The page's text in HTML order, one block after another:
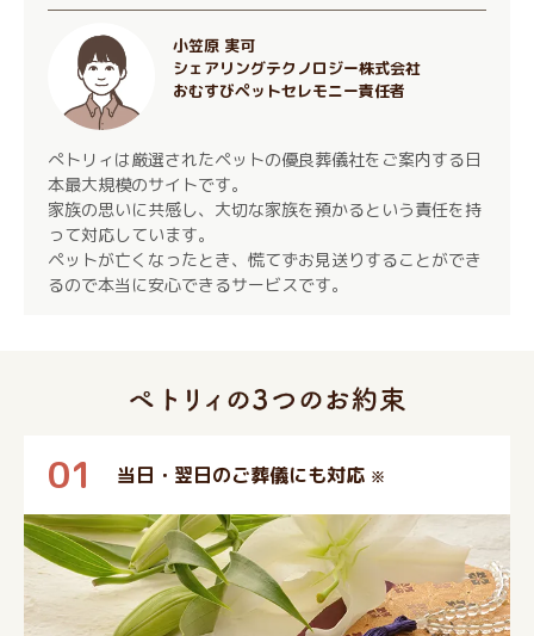
小笠原 実可
シェアリングテクノロジー株式会社
おむすびペットセレモニー責任者
ぺトリィは厳選されたペットの優良葬儀社をご案内する日
本最大規模のサイトです。
家族の思いに共感し、大切な家族を預かるという責任を持
って対応しています。
ペットが亡くなったとき、慌てずお見送りすることができ
るので本当に安心できるサービスです。
01 当日・翌日のご葬儀にも対応 ※